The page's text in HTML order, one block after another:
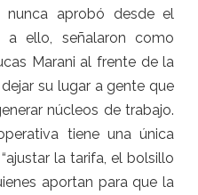
nunca aprobó desde el
a ello, señalaron como
Marani al frente de la
su lugar a gente que
núcleos de trabajo.
tiene una única
la tarifa, el bolsillo
aportan para que la